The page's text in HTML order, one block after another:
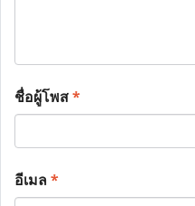
ชื่อผู้โพส*
อีเมล*